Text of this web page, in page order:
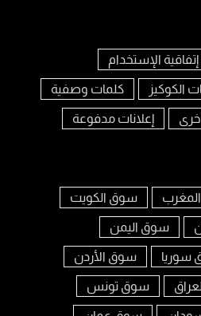
إتفاقية الإستخدام
الكوكيز كلمات وصفية
إعلانات مدفوعة
سوق الكويت
سوق اليمن
سوريا سوق الأردن
سوق تونس